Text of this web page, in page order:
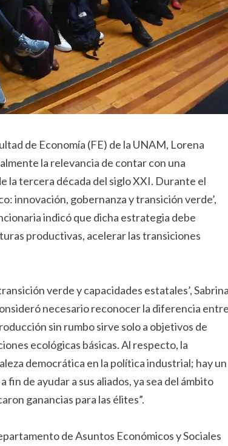
de Economía (FE) de la UNAM, Lorena
la relevancia de contar con una
la tercera década del siglo XXI. Durante el
innovación, gobernanza y transición verde’,
indicó que dicha estrategia debe
productivas, acelerar las transiciones
verde y capacidades estatales’, Sabrina
necesario reconocer la diferencia entre
sin rumbo sirve solo a objetivos de
ecológicas básicas. Al respecto, la
democrática en la política industrial; hay un
de ayudar a sus aliados, ya sea del ámbito
ganancias para las élites”.
de Asuntos Económicos y Sociales